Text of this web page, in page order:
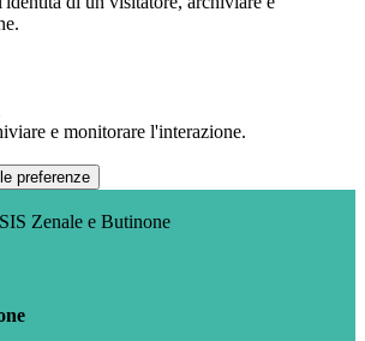
e monitorare l'interazione.
preferenze
Zenale e Butinone